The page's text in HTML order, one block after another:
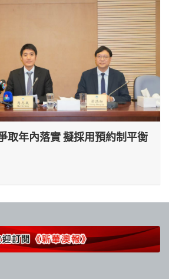
取年內落實 擬採用預約制平衡